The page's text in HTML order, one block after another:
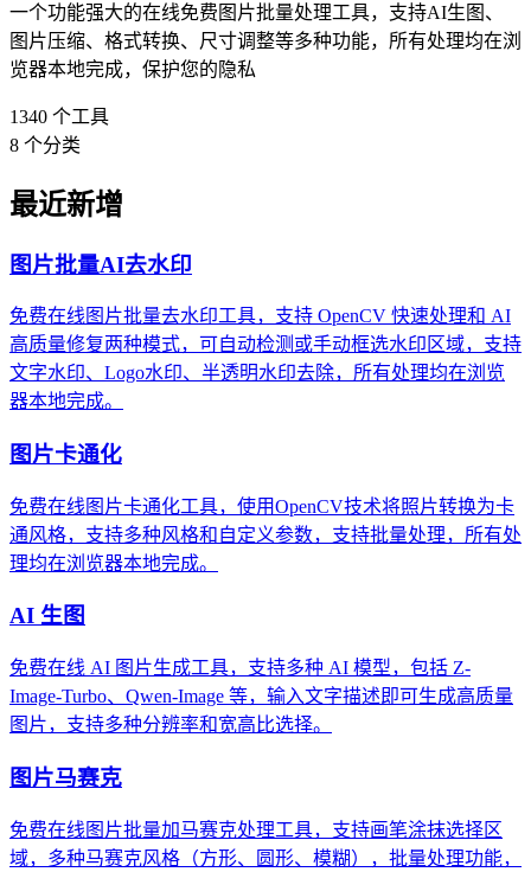
一个功能强大的在线免费图片批量处理工具，支持AI生图、
图片压缩、格式转换、尺寸调整等多种功能，所有处理均在浏
览器本地完成，保护您的隐私
1340 个工具
8 个分类
最近新增
图片批量AI去水印
免费在线图片批量去水印工具，支持 OpenCV 快速处理和 AI
高质量修复两种模式，可自动检测或手动框选水印区域，支持
文字水印、Logo水印、半透明水印去除，所有处理均在浏览
器本地完成。
图片卡通化
免费在线图片卡通化工具，使用OpenCV技术将照片转换为卡
通风格，支持多种风格和自定义参数，支持批量处理，所有处
理均在浏览器本地完成。
AI 生图
免费在线 AI 图片生成工具，支持多种 AI 模型，包括 Z-
Image-Turbo、Qwen-Image 等，输入文字描述即可生成高质量
图片，支持多种分辨率和宽高比选择。
图片马赛克
免费在线图片批量加马赛克处理工具，支持画笔涂抹选择区
域，多种马赛克风格（方形、圆形、模糊），批量处理功能，